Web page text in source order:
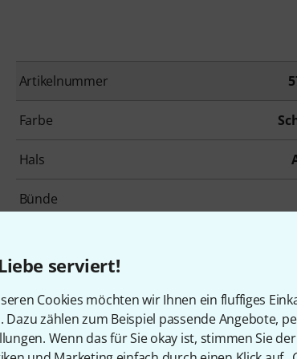
serviert!
Cookies möchten wir Ihnen ein fluffiges
Dazu zählen zum Beispiel passende Angebote,
Wenn das für Sie okay ist, stimmen Sie
Artikelnummer
Farbe
Hals
Bünde
Inkl. Koffer